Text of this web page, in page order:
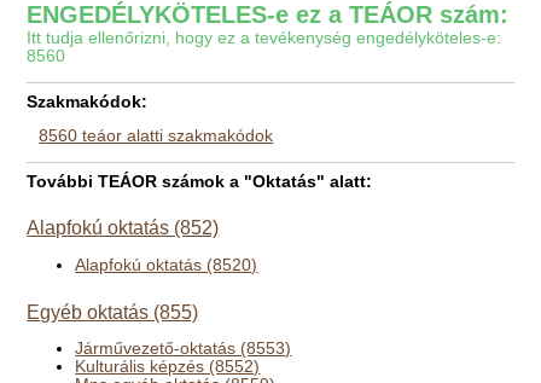
ENGEDÉLYKÖTELES-e ez a TEÁOR szám:
Itt tudja ellenőrizni, hogy ez a tevékenység engedélyköteles-e:
8560
Szakmakódok:
8560 teáor alatti szakmakódok
További TEÁOR számok a "Oktatás" alatt:
Alapfokú oktatás (852)
Alapfokú oktatás (8520)
Egyéb oktatás (855)
Járművezető-oktatás (8553)
Kulturális képzés (8552)